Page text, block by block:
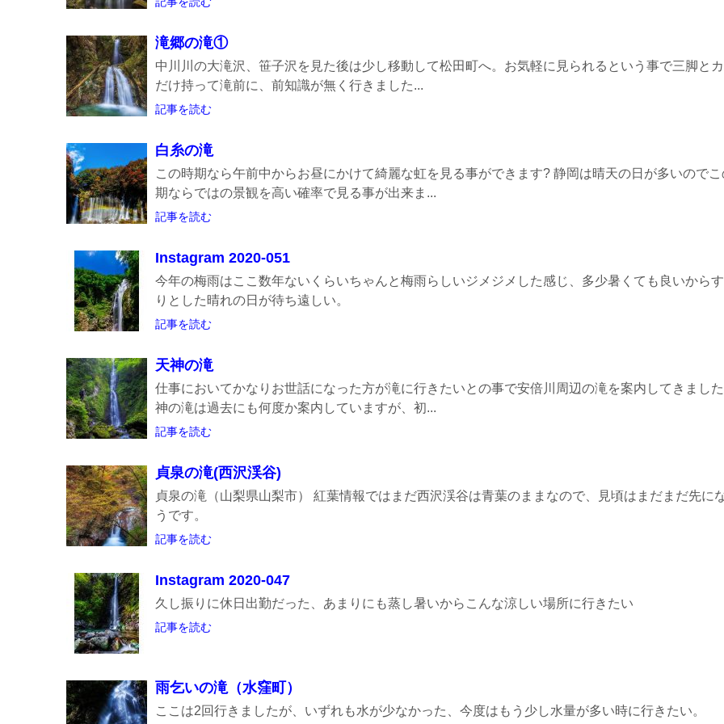
滝郷の滝①
中川川の大滝沢、笹子沢を見た後は少し移動して松田町へ。お気軽に見られるという事で三脚と
だけ持って滝前に、前知識が無く行きました...
記事を読む
白糸の滝
この時期なら午前中からお昼にかけて綺麗な虹を見る事ができます? 静岡は晴天の日が多いので
期ならではの景観を高い確率で見る事が出来ま...
記事を読む
Instagram 2020-051
今年の梅雨はここ数年ないくらいちゃんと梅雨らしいジメジメした感じ、多少暑くても良いから
りとした晴れの日が待ち遠しい。
記事を読む
天神の滝
仕事においてかなりお世話になった方が滝に行きたいとの事で安倍川周辺の滝を案内してきまし
神の滝は過去にも何度か案内していますが、初...
記事を読む
貞泉の滝(西沢渓谷)
貞泉の滝（山梨県山梨市） 紅葉情報ではまだ西沢渓谷は青葉のままなので、見頃はまだまだ先に
うです。
記事を読む
Instagram 2020-047
久し振りに休日出勤だった、あまりにも蒸し暑いからこんな涼しい場所に行きたい
記事を読む
雨乞いの滝（水窪町）
ここは2回行きましたが、いずれも水が少なかった、今度はもう少し水量が多い時に行きたい。